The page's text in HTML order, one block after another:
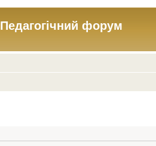
Педагогічний форум